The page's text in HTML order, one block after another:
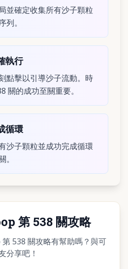
並確定收集所有沙子顆粒
列。
執行
點擊以引導沙子流動。時
關的成功至關重要。
循環
沙子顆粒並成功完成循環
第 538 關攻略
538 關攻略有幫助嗎？與可
分享吧！